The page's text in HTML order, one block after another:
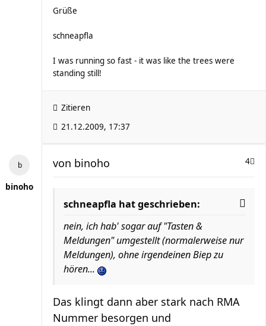
Grüße
schneapfla
I was running so fast - it was like the trees were
standing still!
Zitieren
21.12.2009, 17:37
binoho
4
von binoho
schneapfla hat geschrieben:
nein, ich hab' sogar auf "Tasten &
Meldungen" umgestellt (normalerweise nur
Meldungen), ohne irgendeinen Biep zu
hören...
Das klingt dann aber stark nach RMA
Nummer besorgen und